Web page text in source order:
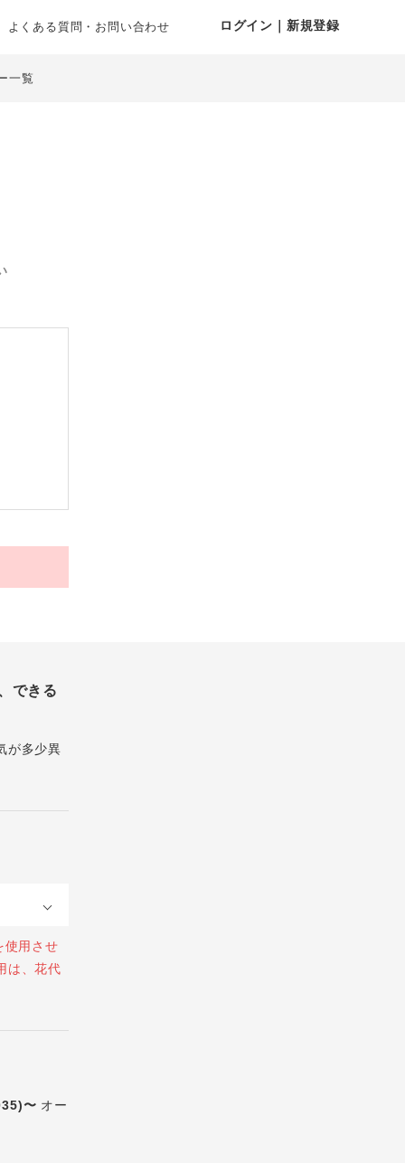
よくある質問・お問い合わせ ログイン｜新規登録
一覧
できる
が多少異
使用させ
は、花代
〜 オー